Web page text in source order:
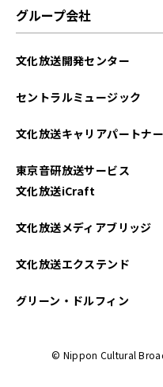
グループ会社
文化放送開発センター
セントラルミュージック
文化放送キャリアパートナ
東京音研放送サービス
文化放送iCraft
文化放送メディアブリッジ
文化放送エクステンド
グリーン・ドルフィン
© Nippon Cultural